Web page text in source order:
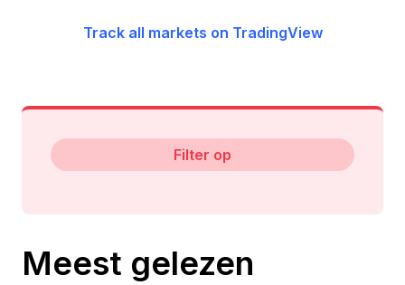
Track all markets on TradingView
Filter op
Meest gelezen